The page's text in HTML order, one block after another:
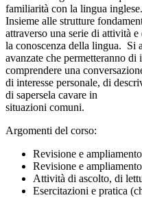
familiarità con la lingua inglese.
Insieme alle strutture
attraverso una serie di attività
la conoscenza della lingua. Si
avanzate che permetteranno
comprendere una
di interesse personale, di
di sapersela cavare in
situazioni comuni.
Argomenti del corso:
Revisione e
Revisione e
Attività di ascolto, di
Esercitazioni e pratica